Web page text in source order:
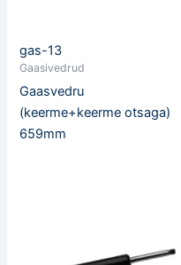
gas-13
Gaasivedrud
Gaasvedru
(keerme+keerme otsaga)
659mm